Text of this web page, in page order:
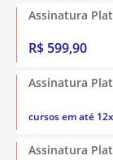
Assinatura
R$ 599,90
Assinatura
cursos em até
Assinatura